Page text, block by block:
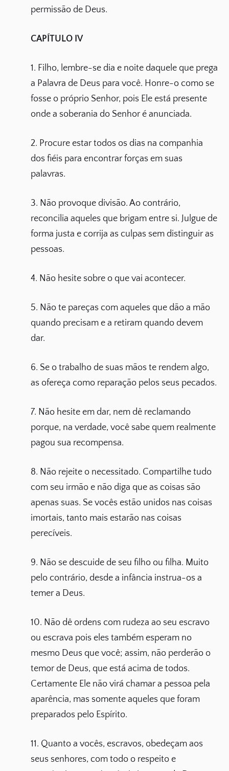
permissão de Deus.
CAPÍTULO IV
1. Filho, lembre-se dia e noite daquele que prega
a Palavra de Deus para você. Honre-o como se
fosse o próprio Senhor, pois Ele está presente
onde a soberania do Senhor é anunciada.
2. Procure estar todos os dias na companhia
dos fiéis para encontrar forças em suas
palavras.
3. Não provoque divisão. Ao contrário,
reconcilia aqueles que brigam entre si. Julgue de
forma justa e corrija as culpas sem distinguir as
pessoas.
4. Não hesite sobre o que vai acontecer.
5. Não te pareças com aqueles que dão a mão
quando precisam e a retiram quando devem
dar.
6. Se o trabalho de suas mãos te rendem algo,
as ofereça como reparação pelos seus pecados.
7. Não hesite em dar, nem dê reclamando
porque, na verdade, você sabe quem realmente
pagou sua recompensa.
8. Não rejeite o necessitado. Compartilhe tudo
com seu irmão e não diga que as coisas são
apenas suas. Se vocês estão unidos nas coisas
imortais, tanto mais estarão nas coisas
perecíveis.
9. Não se descuide de seu filho ou filha. Muito
pelo contrário, desde a infância instrua-os a
temer a Deus.
10. Não dê ordens com rudeza ao seu escravo
ou escrava pois eles também esperam no
mesmo Deus que você; assim, não perderão o
temor de Deus, que está acima de todos.
Certamente Ele não virá chamar a pessoa pela
aparência, mas somente aqueles que foram
preparados pelo Espírito.
11. Quanto a vocês, escravos, obedeçam aos
seus senhores, com todo o respeito e